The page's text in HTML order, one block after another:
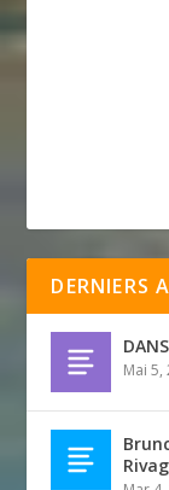
DERNIERS
Mai 5,